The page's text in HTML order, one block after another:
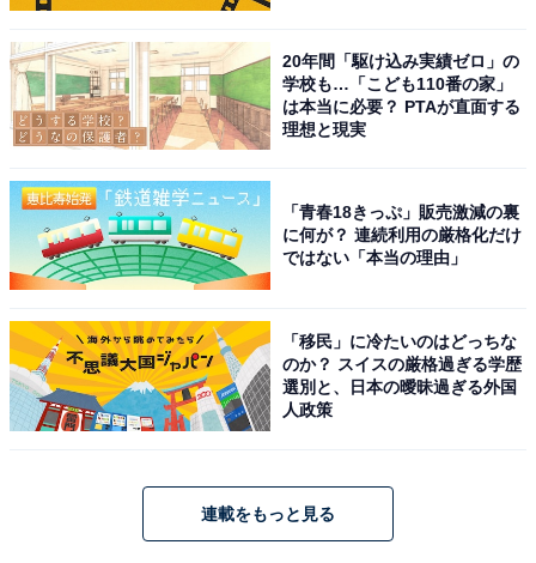
「20軒以上の屋台が並びB級グルメを味わうことが
できるから」(40代女性／兵庫県)
「屋台形式で様々なお店が集まっているという点に
惹かれました。地元の人と交流しながら食事ができ
る雰囲気があり、観光としても楽しそうだと感じて
っているため、短時間でも色々なお店を回れるのが
魅力的だと思いました」(30代男性／東京都)
※回答者からのコメントは原文ママです
※記事内容は執筆時点のものです。最新の内容をご確認
20年間「駆け込み実績ゼロ」の
学校も…「こども110番の家」
は本当に必要？ PTAが直面する
理想と現実
「青春18きっぷ」販売激減の裏
に何が？ 連続利用の厳格化だけ
ではない「本当の理由」
「移民」に冷たいのはどっちな
のか？ スイスの厳格過ぎる学歴
選別と、日本の曖昧過ぎる外国
人政策
連載をもっと見る